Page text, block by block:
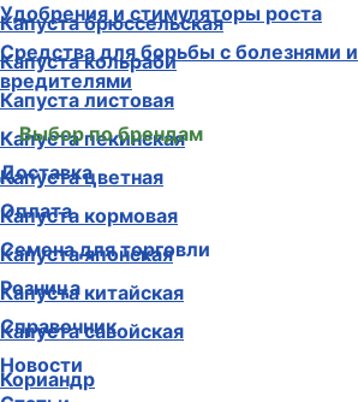
Капуста брюссельская
Капуста кольраби
Капуста листовая
Капуста пекинская
Капуста цветная
Капуста кормовая
Капуста японская
Капуста китайская
Капуста савойская
Кориандр
Удобрения и стимуляторы роста
Средства для борьбы с болезнями и
вредителями
Выбор по брендам
Доставка
Оплата
Семена для торговли
Розница
Справочник
Новости